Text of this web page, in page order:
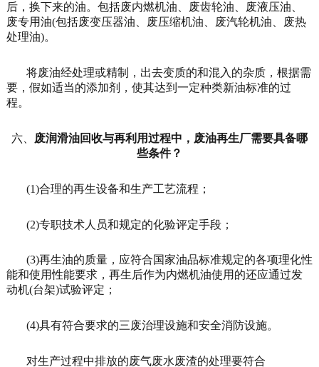
后，换下来的油。包括废内燃机油、废齿轮油、废液压油、
废专用油(包括废变压器油、废压缩机油、废汽轮机油、废热
处理油)。
将废油经处理或精制，出去变质的和混入的杂质，根据需
要，假如适当的添加剂，使其达到一定种类新油标准的过
程。
六、
废润滑油回收与再利用过程中，废油再生厂需要具备哪
些条件？
(1)合理的再生设备和生产工艺流程；
(2)专职技术人员和规定的化验评定手段；
(3)再生油的质量，应符合国家油品标准规定的各项理化性
能和使用性能要求，再生后作为内燃机油使用的还应通过发
动机(台架)试验评定；
(4)具有符合要求的三废治理设施和安全消防设施。
对生产过程中排放的废气废水废渣的处理要符合